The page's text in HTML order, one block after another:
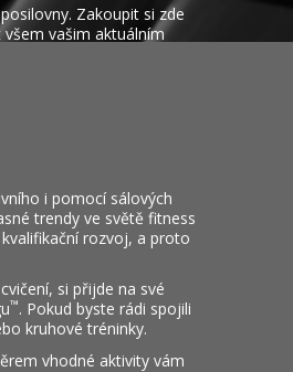
Zakoupit si zde
vašim aktuálním
i pomocí sálových
trendy ve světě fitness
rozvoj, a proto
si přijde na své
™. Pokud byste rádi spojili
kruhové tréninky.
vhodné aktivity vám